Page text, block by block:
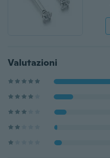
Valutazioni